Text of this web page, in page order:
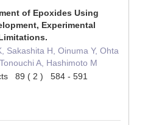
of Epoxides Using
Experimental
Sakashita H, Oinuma Y, Ohta
A, Hashimoto M
89 ( 2 ) 584 - 591